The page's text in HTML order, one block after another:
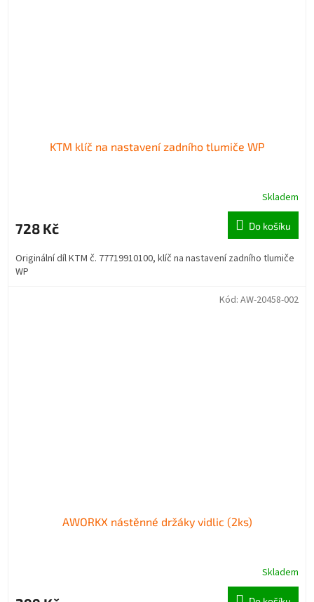
KTM klíč na nastavení zadního tlumiče WP
Skladem
728 Kč Do košíku
Originální díl KTM č. 77719910100, klíč na nastavení zadního tlumiče
WP
AWORKX nástěnné držáky vidlic (2ks)
Skladem
Kód: AW-20458-002